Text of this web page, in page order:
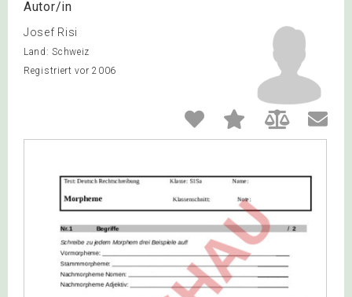
Autor/in
Josef Risi
Land: Schweiz
Registriert vor 2006